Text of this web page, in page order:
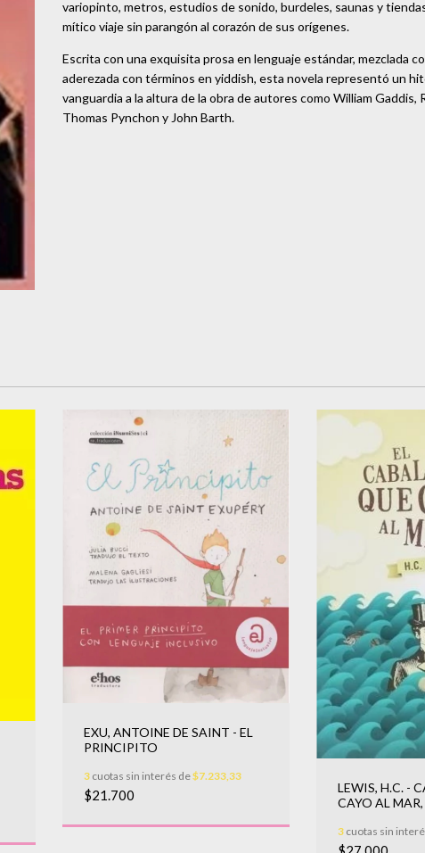
variopinto, metros, estudios de sonido, burdeles, saunas y
mítico viaje sin parangón al corazón de sus orígenes.
Escrita con una exquisita prosa en lenguaje estándar, mezclada
aderezada con términos en yiddish, esta novela representó un
vanguardia a la altura de la obra de autores como William Gaddis,
Thomas Pynchon y John Barth.
EXU, ANTOINE DE SAINT - EL
PRINCIPITO
3 cuotas sin interés de$7.233,33
$21.700
LEWIS, H.C. -
CAYO AL MAR,
3 cuotas sin